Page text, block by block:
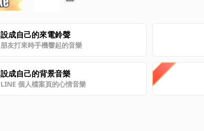
設成自己的來電鈴聲
朋友打來時手機響起的音樂
設成自己的背景音樂
LINE 個人檔案頁的心情音樂